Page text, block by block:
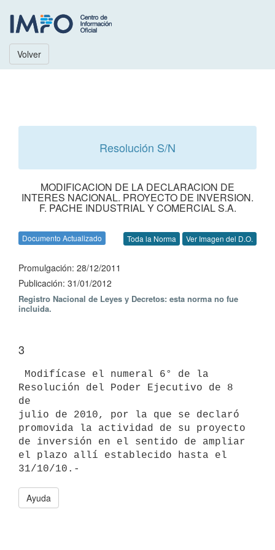
Volver
Resolución S/N
MODIFICACION DE LA DECLARACION DE
INTERES NACIONAL. PROYECTO DE INVERSION.
F. PACHE INDUSTRIAL Y COMERCIAL S.A.
Documento Actualizado Toda la Norma Ver Imagen del D.O.
Promulgación: 28/12/2011
Publicación: 31/01/2012
Registro Nacional de Leyes y Decretos: esta norma no fue
incluida.
3
Resolución del Poder Ejecutivo de 8
de
julio de 2010, por la que se declaró
promovida la actividad de su proyecto
de inversión en el sentido de ampliar
el plazo allí establecido hasta el
Ayuda